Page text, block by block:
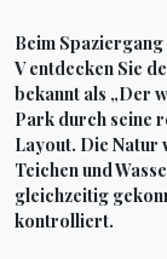
Beim
V entdecken Sie
bekannt als „Der
Park durch seine
Layout. Die Natur
Teichen und
gleichzeitig
kontrolliert.